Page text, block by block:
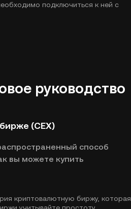
подключиться к ней с
руководство
(CEX)
способ
вы можете купить
криптовалютную биржу, которая